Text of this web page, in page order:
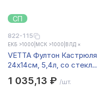
СП
822-115
ЕКБ >1000 МСК >1000 ВЛД ×
VETTA Фултон Кастрюля
24х14см, 5,4л, со стекл.
1 035,13 ₽ /шт.